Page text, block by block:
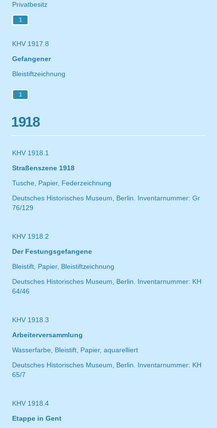
Privatbesitz
1
KHV 1917.8
Gefangener
Bleistiftzeichnung
1
1918
KHV 1918.1
Straßenszene 1918
Tusche, Papier, Federzeichnung
Deutsches Historisches Museum, Berlin. Inventarnummer: Gr
76/129
KHV 1918.2
Der Festungsgefangene
Bleistift, Papier, Bleistiftzeichnung
Deutsches Historisches Museum, Berlin. Inventarnummer: KH
64/46
KHV 1918.3
Arbeiterversammlung
Wasserfarbe, Bleistift, Papier, aquarelliert
Deutsches Historisches Museum, Berlin. Inventarnummer: KH
65/7
KHV 1918.4
Etappe in Gent